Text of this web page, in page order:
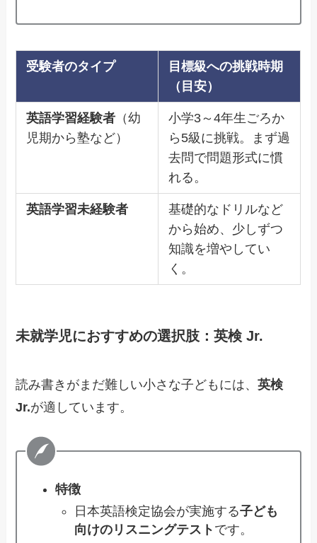
受験者のタイプ
目標級への挑戦時期
（目安）
英語学習経験者（幼
児期から塾など）
小学3～4年生ごろか
ら5級に挑戦。まず過
去問で問題形式に慣
れる。
英語学習未経験者
基礎的なドリルなど
から始め、少しずつ
知識を増やしてい
く。
未就学児におすすめの選択肢：英検 Jr.
読み書きがまだ難しい小さな子どもには、英検
Jr.が適しています。
特徴
日本英語検定協会が実施する子ども
向けのリスニングテスト です。